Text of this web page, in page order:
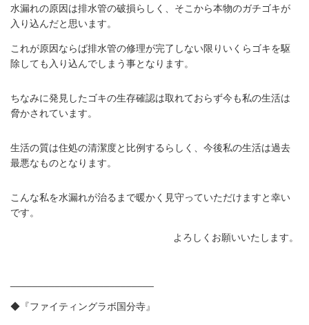
水漏れの原因は排水管の破損らしく、そこから本物のガチゴキが
入り込んだと思います。
これが原因ならば排水管の修理が完了しない限りいくらゴキを駆
除しても入り込んでしまう事となります。
ちなみに発見したゴキの生存確認は取れておらず今も私の生活は
脅かされています。
生活の質は住処の清潔度と比例するらしく、今後私の生活は過去
最悪なものとなります。
こんな私を水漏れが治るまで暖かく見守っていただけますと幸い
です。
よろしくお願いいたします。
◆『ファイティングラボ国分寺』